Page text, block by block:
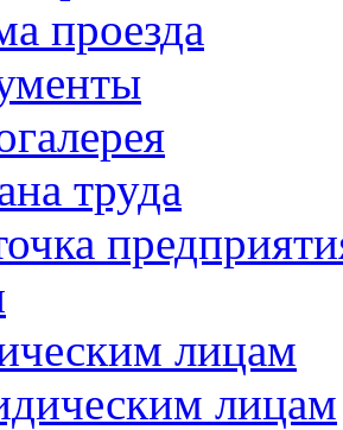
проезда
труда
лицам
лицам